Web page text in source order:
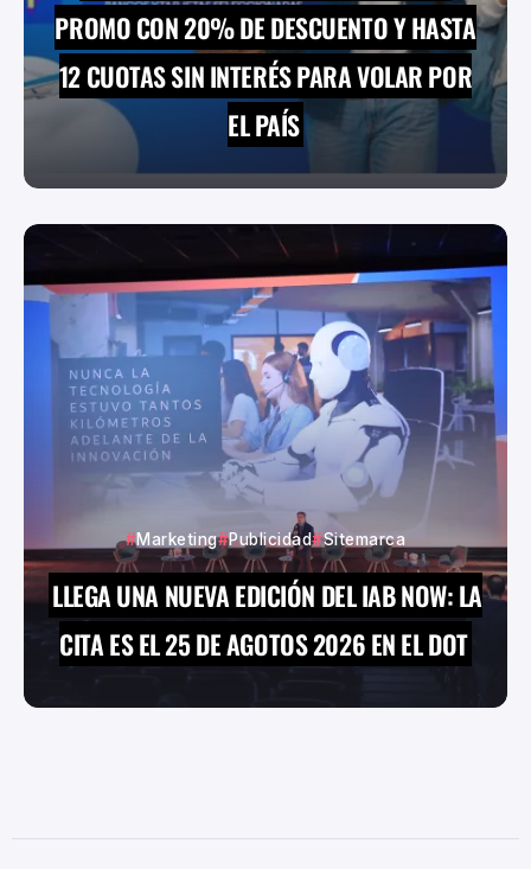
PROMO CON 20% DE DESCUENTO Y HASTA
12 CUOTAS SIN INTERÉS PARA VOLAR POR
EL PAÍS
Marketing Publicidad Sitemarca
LLEGA UNA NUEVA EDICIÓN DEL IAB NOW: LA
CITA ES EL 25 DE AGOTOS 2026 EN EL DOT